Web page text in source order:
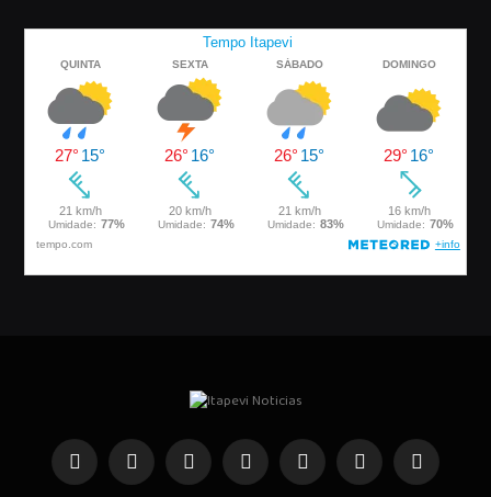
FacebookInstagramPinterestYouTube WhatsAppTelegramaTikTok